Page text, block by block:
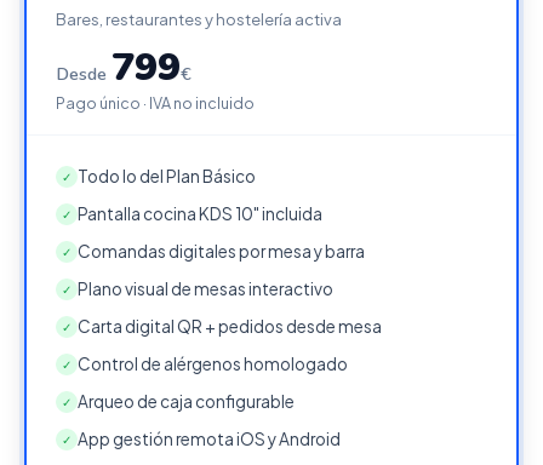
Bares, restaurantes y hostelería activa
Desde 799€
Pago único · IVA no incluido
✓ Todo lo del Plan Básico
✓ Pantalla cocina KDS 10" incluida
✓ Comandas digitales por mesa y barra
✓ Plano visual de mesas interactivo
✓ Carta digital QR + pedidos desde mesa
✓ Control de alérgenos homologado
✓ Arqueo de caja configurable
✓ App gestión remota iOS y Android